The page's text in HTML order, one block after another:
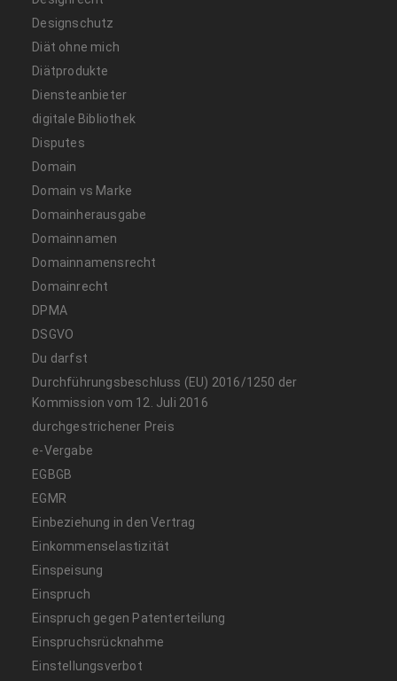
Designschutz
Diät ohne mich
Diätprodukte
Diensteanbieter
digitale Bibliothek
Disputes
Domain
Domain vs Marke
Domainherausgabe
Domainnamen
Domainnamensrecht
Domainrecht
DPMA
DSGVO
Du darfst
Durchführungsbeschluss (EU) 2016/1250 der
Kommission vom 12. Juli 2016
durchgestrichener Preis
e-Vergabe
EGBGB
EGMR
Einbeziehung in den Vertrag
Einkommenselastizität
Einspeisung
Einspruch
Einspruch gegen Patenterteilung
Einspruchsrücknahme
Einstellungsverbot